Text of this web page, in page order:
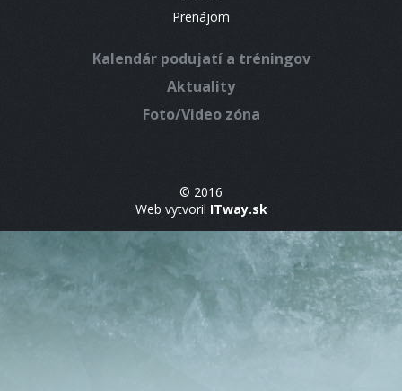
Prenájom
Kalendár podujatí a tréningov
Aktuality
Foto/Video zóna
© 2016
Web vytvoril ITway.sk